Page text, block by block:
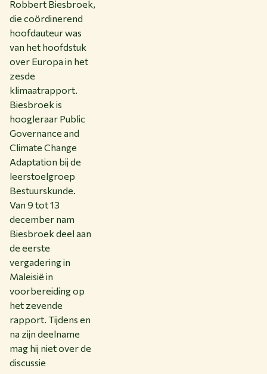
Robbert Biesbroek,
die coördinerend
hoofdauteur was
van het hoofdstuk
over Europa in het
zesde
klimaatrapport.
Biesbroek is
hoogleraar Public
Governance and
Climate Change
Adaptation bij de
leerstoelgroep
Bestuurskunde.
Van 9 tot 13
december nam
Biesbroek deel aan
de eerste
vergadering in
Maleisië in
voorbereiding op
het zevende
rapport. Tijdens en
na zijn deelname
mag hij niet over de
discussie